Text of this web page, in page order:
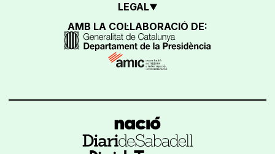
LEGAL
AMB LA COL·LABORACIÓ DE: